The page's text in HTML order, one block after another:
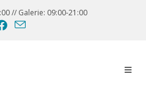
// Galerie: 09:00-21:00